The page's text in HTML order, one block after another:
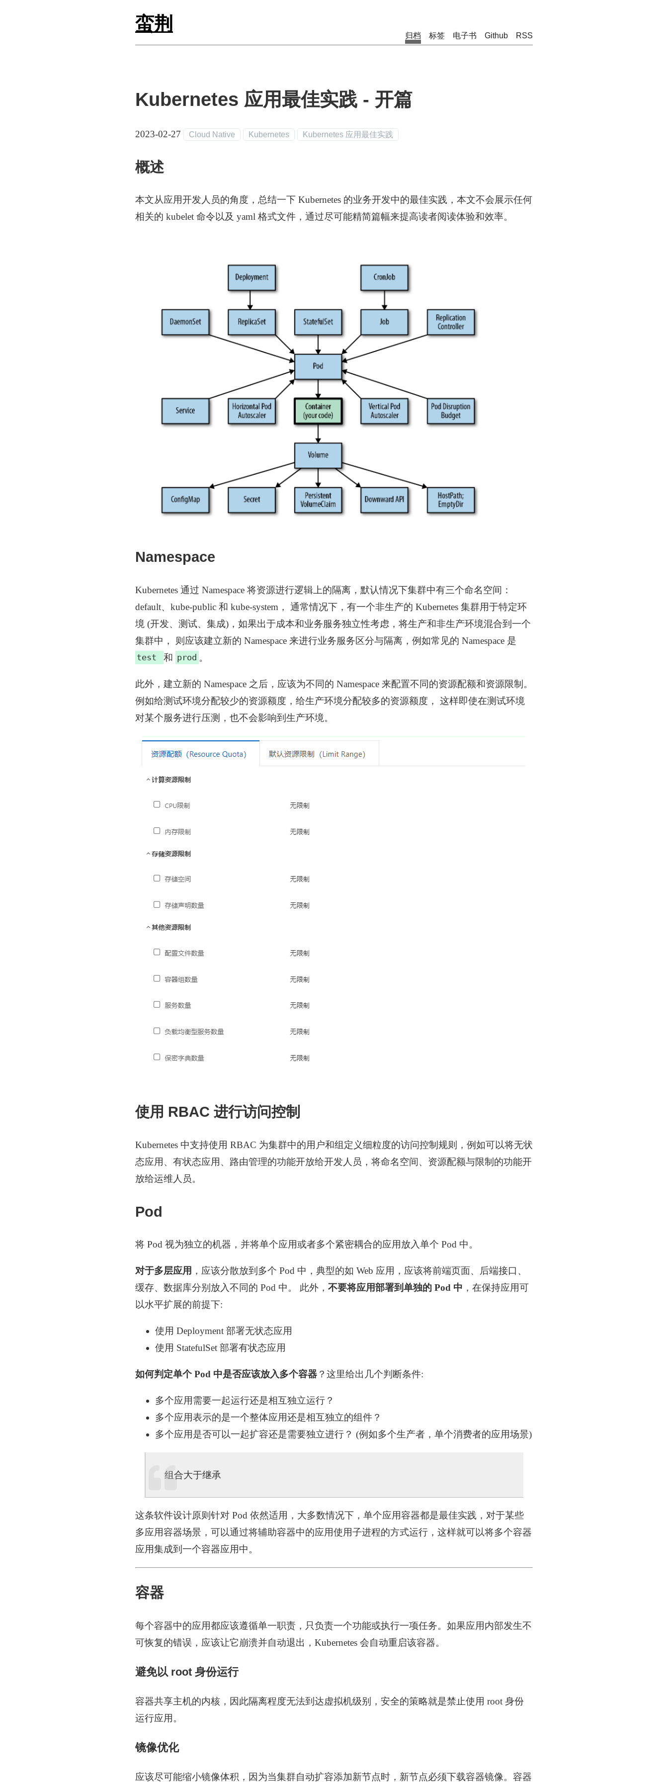
蛮荆
归档 标签 电子书 Github RSS
Kubernetes 应用最佳实践 - 开篇
2023-02-27 Cloud Native Kubernetes Kubernetes 应用最佳实践
概述
本文从应用开发人员的角度，总结一下 Kubernetes 的业务开发中的最佳实践，本文不会展示任何
相关的 kubelet 命令以及 yaml 格式文件，通过尽可能精简篇幅来提高读者阅读体验和效率。
Namespace
Kubernetes 通过 Namespace 将资源进行逻辑上的隔离，默认情况下集群中有三个命名空间：
default、kube-public 和 kube-system， 通常情况下，有一个非生产的 Kubernetes 集群用于特定环
境 (开发、测试、集成)，如果出于成本和业务服务独立性考虑，将生产和非生产环境混合到一个
集群中， 则应该建立新的 Namespace 来进行业务服务区分与隔离，例如常见的 Namespace 是
test 和 prod 。
此外，建立新的 Namespace 之后，应该为不同的 Namespace 来配置不同的资源配额和资源限制。
例如给测试环境分配较少的资源额度，给生产环境分配较多的资源额度， 这样即使在测试环境
对某个服务进行压测，也不会影响到生产环境。
使用 RBAC 进行访问控制
Kubernetes 中支持使用 RBAC 为集群中的用户和组定义细粒度的访问控制规则，例如可以将无状
态应用、有状态应用、路由管理的功能开放给开发人员，将命名空间、资源配额与限制的功能开
放给运维人员。
Pod
将 Pod 视为独立的机器，并将单个应用或者多个紧密耦合的应用放入单个 Pod 中。
对于多层应用 ，应该分散放到多个 Pod 中，典型的如 Web 应用，应该将前端页面、后端接口、
缓存、数据库分别放入不同的 Pod 中。 此外， 不要将应用部署到单独的 Pod 中 ，在保持应用可
以水平扩展的前提下:
使用 Deployment 部署无状态应用
使用 StatefulSet 部署有状态应用
如何判定单个 Pod 中是否应该放入多个容器 ？这里给出几个判断条件:
多个应用需要一起运行还是相互独立运行？
多个应用表示的是一个整体应用还是相互独立的组件？
多个应用是否可以一起扩容还是需要独立进行？ (例如多个生产者，单个消费者的应用场景)
组合大于继承
这条软件设计原则针对 Pod 依然适用，大多数情况下，单个应用容器都是最佳实践，对于某些
多应用容器场景，可以通过将辅助容器中的应用使用子进程的方式运行，这样就可以将多个容器
应用集成到一个容器应用中。
容器
每个容器中的应用都应该遵循单一职责，只负责一个功能或执行一项任务。如果应用内部发生不
可恢复的错误，应该让它崩溃并自动退出，Kubernetes 会自动重启该容器。
避免以 root 身份运行
容器共享主机的内核，因此隔离程度无法到达虚拟机级别，安全的策略就是禁止使用 root 身份
运行应用。
镜像优化
应该尽可能缩小镜像体积，因为当集群自动扩容添加新节点时，新节点必须下载容器镜像。容器